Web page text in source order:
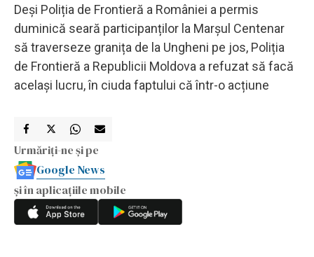
Deși Poliția de Frontieră a României a permis
duminică seară participanților la Marșul Centenar
să traverseze granița de la Ungheni pe jos, Poliția
de Frontieră a Republicii Moldova a refuzat să facă
același lucru, în ciuda faptului că într-o acțiune
Urmăriți-ne și pe
Google News
și în aplicațiile mobile